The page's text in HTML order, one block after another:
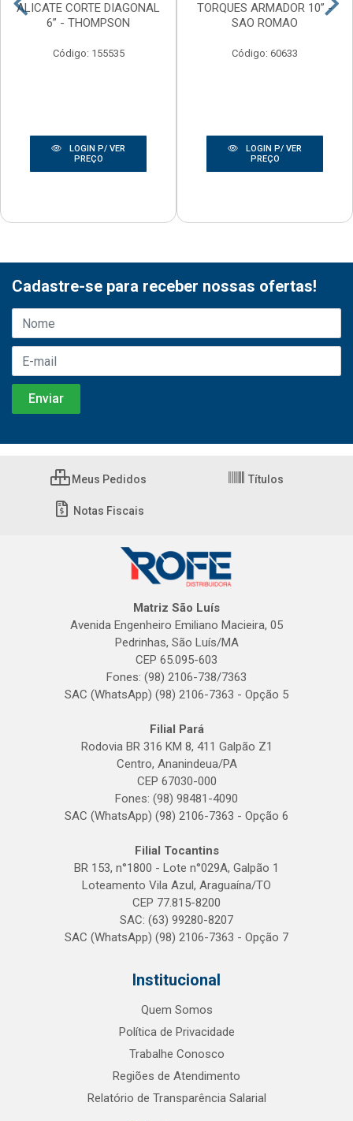
ALICATE CORTE DIAGONAL
6” - THOMPSON
Código: 155535
LOGIN P/ VER
PREÇO
TORQUES ARMADOR 10” -
SAO ROMAO
Código: 60633
LOGIN P/ VER
PREÇO
Cadastre-se para receber nossas ofertas!
Meus Pedidos Títulos
Notas Fiscais
Matriz São Luís
Avenida Engenheiro Emiliano Macieira, 05
Pedrinhas, São Luís/MA
CEP 65.095-603
Fones: (98) 2106-738/7363
SAC (WhatsApp) (98) 2106-7363 - Opção 5
Filial Pará
Rodovia BR 316 KM 8, 411 Galpão Z1
Centro, Ananindeua/PA
CEP 67030-000
Fones: (98) 98481-4090
SAC (WhatsApp) (98) 2106-7363 - Opção 6
Filial Tocantins
BR 153, n°1800 - Lote n°029A, Galpão 1
Loteamento Vila Azul, Araguaína/TO
CEP 77.815-8200
SAC: (63) 99280-8207
SAC (WhatsApp) (98) 2106-7363 - Opção 7
Institucional
Quem Somos
Política de Privacidade
Trabalhe Conosco
Regiões de Atendimento
Relatório de Transparência Salarial